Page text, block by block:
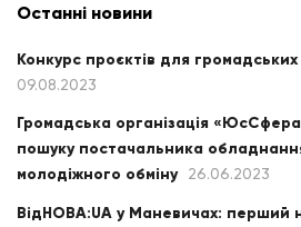
Останні новини
Конкурс проєктів для громадських
09.08.2023
Громадська організація
пошуку постачальника
молодіжного обміну
26.06.2023
ВідНОВА:UA у Маневичах: перший